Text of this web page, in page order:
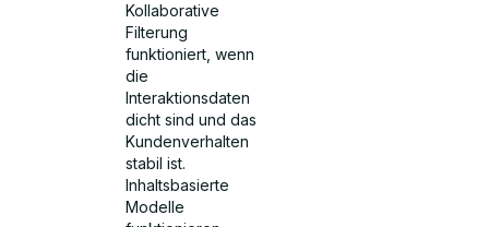
Kollaborative
Filterung
funktioniert, wenn
die
Interaktionsdaten
dicht sind und das
Kundenverhalten
stabil ist.
Inhaltsbasierte
Modelle